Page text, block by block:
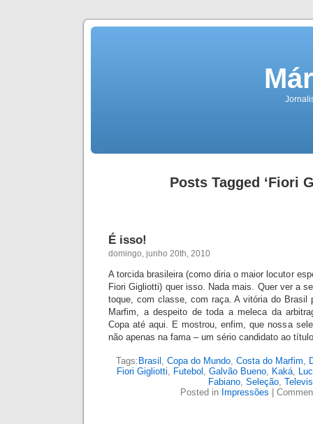
Posts Tagged ‘Fiori
É isso!
domingo, junho 20th, 2010
A torcida brasileira (como diria o maior locutor
Fiori Gigliotti) quer isso. Nada mais. Quer ver a
toque, com classe, com raça. A vitória do Brasil
Marfim, a despeito de toda a meleca da
Copa até aqui. E mostrou, enfim, que nossa
não apenas na fama – um sério candidato ao
Tags: Brasil , Copa do Mundo, Costa do Marfim,
Fiori Gigliotti, Futebol , Galvão Bueno, Kaká,
Fabiano, Seleção,
Posted in Impressões